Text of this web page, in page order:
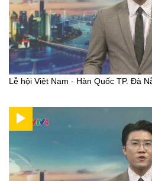
Lễ hội Việt Nam - Hàn Quốc TP. Đà